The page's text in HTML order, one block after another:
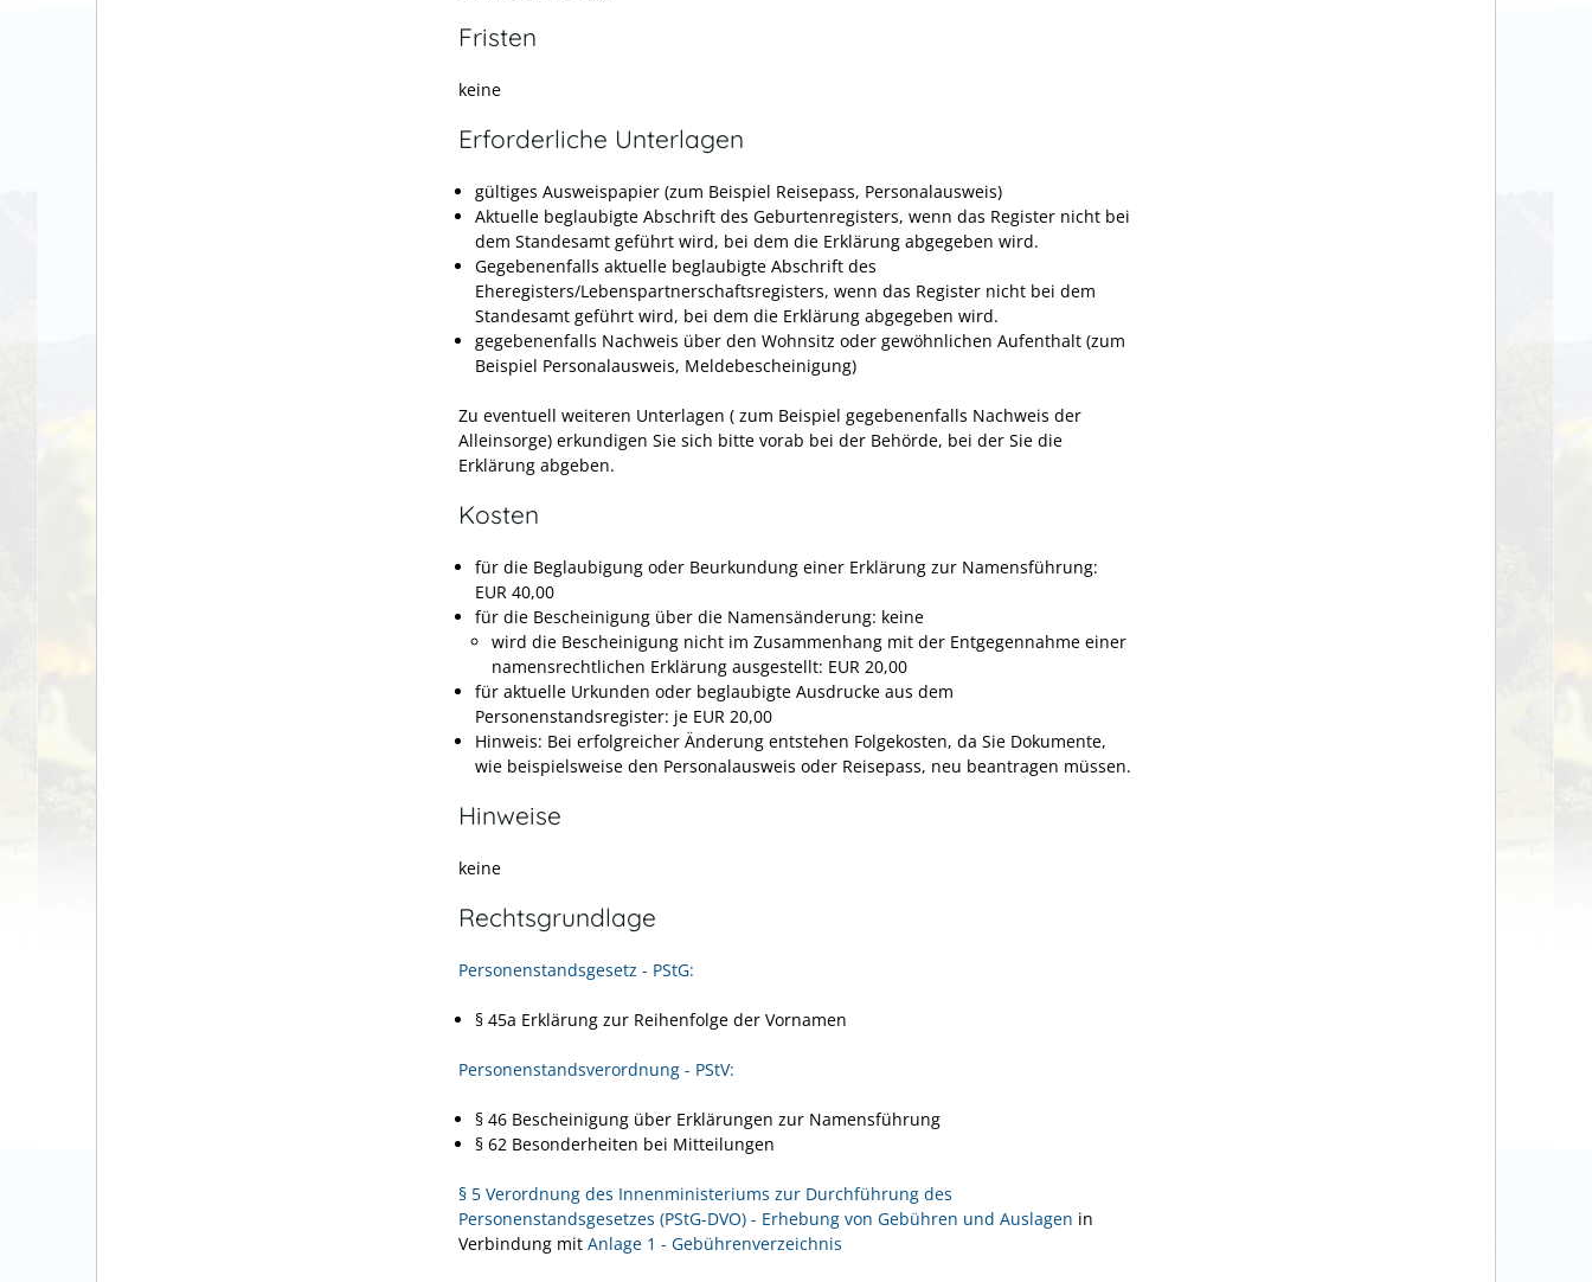
Fristen
keine
Erforderliche Unterlagen
gültiges Ausweispapier (zum Beispiel Reisepass, Personalausweis)
Aktuelle beglaubigte Abschrift des Geburtenregisters, wenn das Register nicht bei
dem Standesamt geführt wird, bei dem die Erklärung abgegeben wird.
Gegebenenfalls aktuelle beglaubigte Abschrift des
Eheregisters/Lebenspartnerschaftsregisters, wenn das Register nicht bei dem
Standesamt geführt wird, bei dem die Erklärung abgegeben wird.
gegebenenfalls Nachweis über den Wohnsitz oder gewöhnlichen Aufenthalt (zum
Beispiel Personalausweis, Meldebescheinigung)
Zu eventuell weiteren Unterlagen ( zum Beispiel gegebenenfalls Nachweis der
Alleinsorge) erkundigen Sie sich bitte vorab bei der Behörde, bei der Sie die
Erklärung abgeben.
Kosten
für die Beglaubigung oder Beurkundung einer Erklärung zur Namensführung:
EUR 40,00
für die Bescheinigung über die Namensänderung: keine
wird die Bescheinigung nicht im Zusammenhang mit der Entgegennahme einer
namensrechtlichen Erklärung ausgestellt: EUR 20,00
für aktuelle Urkunden oder beglaubigte Ausdrucke aus dem
Personenstandsregister: je EUR 20,00
Hinweis: Bei erfolgreicher Änderung entstehen Folgekosten, da Sie Dokumente,
wie beispielsweise den Personalausweis oder Reisepass, neu beantragen müssen.
Hinweise
keine
Rechtsgrundlage
Personenstandsgesetz - PStG:
§ 45a Erklärung zur Reihenfolge der Vornamen
Personenstandsverordnung - PStV:
§ 46 Bescheinigung über Erklärungen zur Namensführung
§ 62 Besonderheiten bei Mitteilungen
§ 5 Verordnung des Innenministeriums zur Durchführung des
Personenstandsgesetzes (PStG-DVO) - Erhebung von Gebühren und Auslagen in
Verbindung mit Anlage 1 - Gebührenverzeichnis